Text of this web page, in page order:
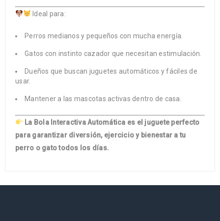
Ideal para:
Perros medianos y pequeños con mucha energía.
Gatos con instinto cazador que necesitan estimulación.
Dueños que buscan juguetes automáticos y fáciles de
usar.
Mantener a las mascotas activas dentro de casa.
La Bola Interactiva Automática es el juguete perfecto
para garantizar diversión, ejercicio y bienestar a tu
perro o gato todos los días.